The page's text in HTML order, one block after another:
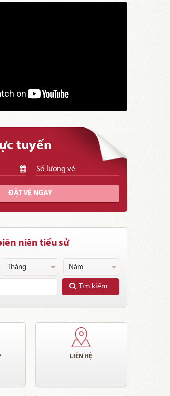
tuyến
ĐẶT VÉ NGAY
niên tiểu sử
Tìm kiếm
LIÊN HỆ